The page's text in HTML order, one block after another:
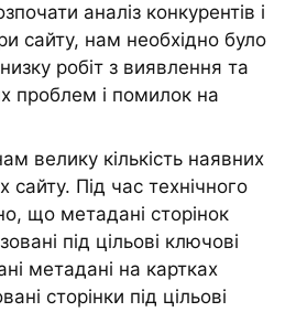
аналіз конкурентів і
сайту, нам необхідно було
робіт з виявлення та
проблем і помилок на
велику кількість наявних
сайту. Під час технічного
що метадані сторінок
під цільові ключові
метадані на картках
сторінки під цільові